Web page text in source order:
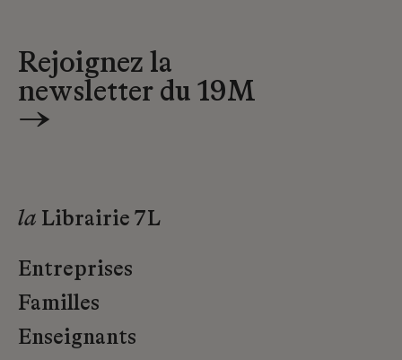
Rejoignez la
newsletter du 19M
→
la Librairie 7L
Entreprises
Familles
Enseignants